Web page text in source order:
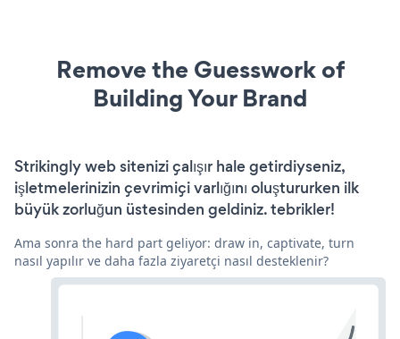
Remove the Guesswork of
Building Your Brand
Strikingly web sitenizi çalışır hale getirdiyseniz,
işletmelerinizin çevrimiçi varlığını oluştururken ilk
büyük zorluğun üstesinden geldiniz. tebrikler!
Ama sonra the hard part geliyor: draw in, captivate, turn
nasıl yapılır ve daha fazla ziyaretçi nasıl desteklenir?